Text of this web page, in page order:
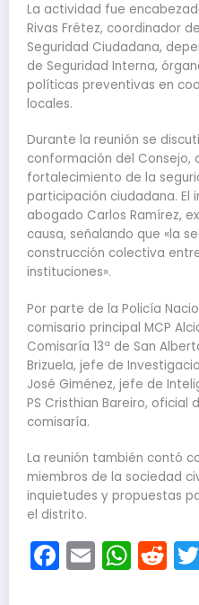
La actividad fue
Rivas Frétez, coordinador
Seguridad Ciudadana,
de Seguridad Interna,
políticas preventivas en
locales.
Durante la reunión se
conformación del
fortalecimiento de la
participación ciudadana. El
abogado Carlos Ramírez,
causa, señalando que «la
construcción colectiva
instituciones».
Por parte de la Policía
comisario principal MCP
Comisaría 13ª de San
Brizuela, jefe de
José Giménez, jefe de
PS Cristhian Bareiro,
comisaría.
La reunión también contó
miembros de la sociedad
inquietudes y propuestas
el distrito.
Facebook
Email